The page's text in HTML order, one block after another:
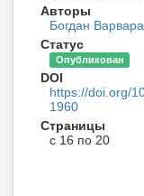
Авторы
Богдан
Статус
Опубликован
DOI
https://doi.org/
1960
Страницы
с 16 по 20